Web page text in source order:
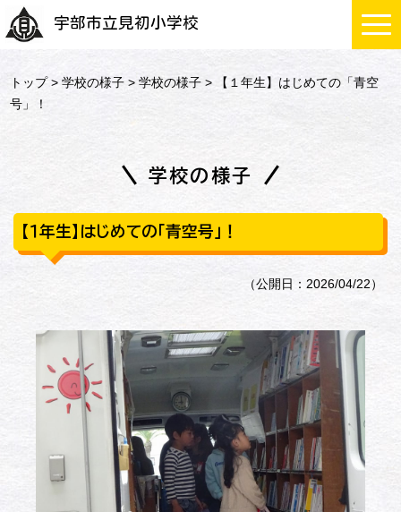
宇部市立見初小学校
トップ>学校の様子 >学校の様子 > 【１年生】はじめての「青空
号」！
学校の様子
【１年生】はじめての「青空号」！
（公開日：2026/04/22）